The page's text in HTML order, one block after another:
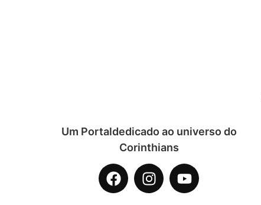
Um Portaldedicado ao universo do
Corinthians